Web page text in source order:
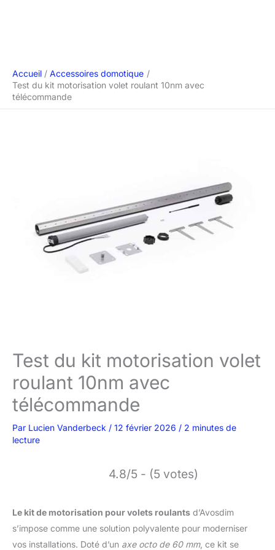
Accueil
Accessoires domotique
Test du kit motorisation volet roulant 10nm avec
télécommande
Test du kit motorisation volet
roulant 10nm avec
télécommande
Par Lucien Vanderbeck / 12 février 2026 / 2 minutes de
lecture
4.8/5 - (5 votes)
Le kit de motorisation pour volets roulants d’Avosdim
s’impose comme une solution polyvalente pour moderniser
vos installations. Doté d’un axe octo de 60 mm, ce kit se